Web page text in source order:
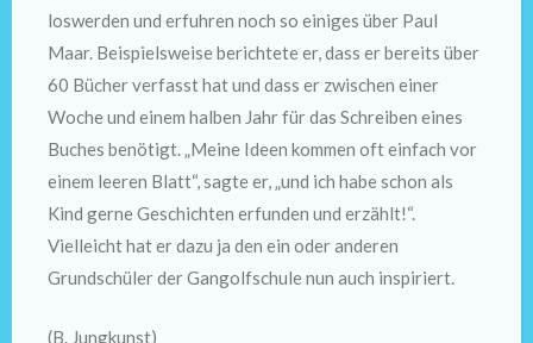
loswerden und erfuhren noch so einiges über Paul
Maar. Beispielsweise berichtete er, dass er bereits über
60 Bücher verfasst hat und dass er zwischen einer
Woche und einem halben Jahr für das Schreiben eines
Buches benötigt. „Meine Ideen kommen oft einfach vor
einem leeren Blatt“, sagte er, „und ich habe schon als
Kind gerne Geschichten erfunden und erzählt!“.
Vielleicht hat er dazu ja den ein oder anderen
Grundschüler der Gangolfschule nun auch inspiriert.
(B. Jungkunst)